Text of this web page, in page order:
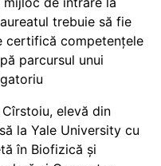
trebuie să fie
certifică competențele
parcursul unui
elevă din
la Yale University cu
în Biofizică și